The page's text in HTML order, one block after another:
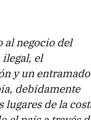
al negocio del
el
y un
debidamente
lugares de la